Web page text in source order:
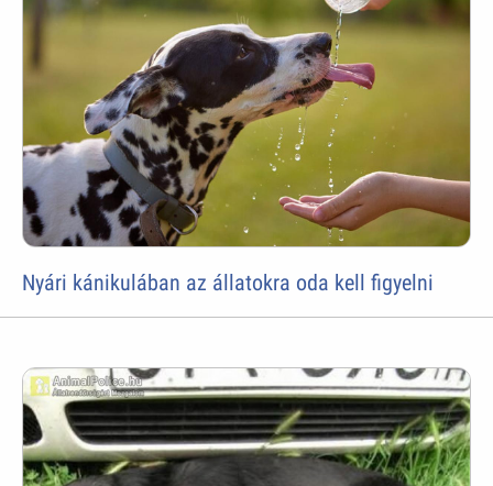
Nyári kánikulában az állatokra oda kell figyelni